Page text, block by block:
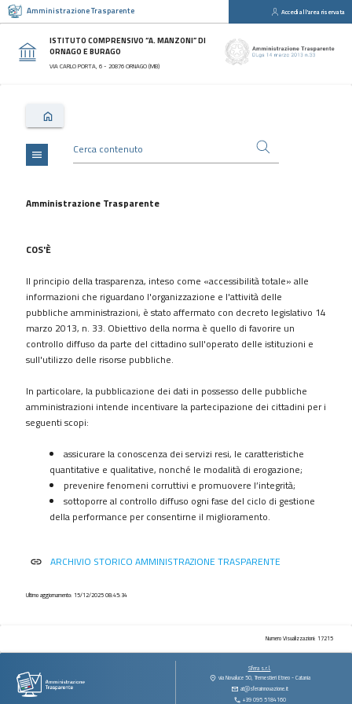
Amministrazione Trasparente Accedi all'area riservata
ISTITUTO COMPRENSIVO “A. MANZONI” DI
ORNAGO E BURAGO
VIA CARLO PORTA, 6 - 20876 ORNAGO (MB)
Sezioni
Disposizioni
Generali
Consulenti
collaboratori
Bandi
Performance
Enti
controllati
Attività
e
procedimenti
Controlli
sulle
contratti
contributi
vantaggi
immobili
e
menu
Amministrazione Trasparente
COS'È
Il principio della trasparenza, inteso come «accessibilità totale» alle
informazioni che riguardano l'organizzazione e l'attività delle
pubbliche amministrazioni, è stato affermato con decreto legislativo 14
marzo 2013, n. 33. Obiettivo della norma è quello di favorire un
controllo diffuso da parte del cittadino sull'operato delle istituzioni e
sull'utilizzo delle risorse pubbliche.
In particolare, la pubblicazione dei dati in possesso delle pubbliche
amministrazioni intende incentivare la partecipazione dei cittadini per i
seguenti scopi:
assicurare la conoscenza dei servizi resi, le caratteristiche
quantitative e qualitative, nonché le modalità di erogazione;
prevenire fenomeni corruttivi e promuovere l’integrità;
sottoporre al controllo diffuso ogni fase del ciclo di gestione
della performance per consentirne il miglioramento.
link ARCHIVIO STORICO AMMINISTRAZIONE TRASPARENTE
Ultimo aggiornamento: 15/12/2025 08:45:34
Numero Visualizzazioni: 17215
Sfera s.r.l.
via Novaluce 50, Tremestieri Etneo - Catania
at@sferainnovazione.it
+39 095 5184160